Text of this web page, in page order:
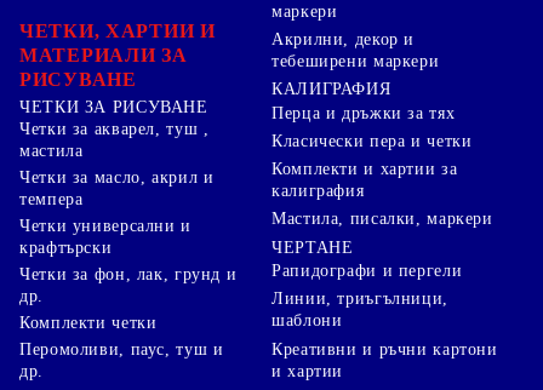
ЧЕТКИ, ХАРТИИ И
МАТЕРИАЛИ ЗА
РИСУВАНЕ
ЧЕТКИ ЗА РИСУВАНЕ
Четки за акварел, туш ,
мастила
Четки за масло, акрил и
темпера
Четки универсални и
крафтърски
Четки за фон, лак, грунд и
др.
Комплекти четки
маркери
Акрилни, декор и
тебеширени маркери
КАЛИГРАФИЯ
Перца и дръжки за тях
Класически пера и четки
Комплекти и хартии за
калиграфия
Мастила, писалки, маркери
ЧЕРТАНЕ
Рапидографи и пергели
Линии, триъгълници,
шаблони
Перомоливи, паус, туш и
др.
Креативни и ръчни картони
и хартии